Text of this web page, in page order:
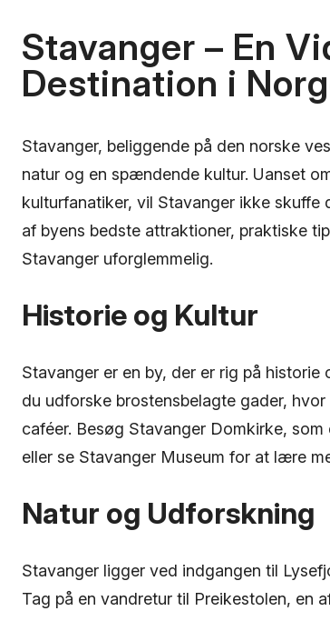
Stavanger – En
Destination i
Stavanger, beliggende på den norske
natur og en spændende kultur. Uanset
kulturfanatiker, vil Stavanger ikke skuffe
af byens bedste attraktioner, praktiske
Stavanger uforglemmelig.
Historie og Kultur
Stavanger er en by, der er rig på
du udforske brostensbelagte gader,
caféer. Besøg Stavanger Domkirke,
eller se Stavanger Museum for at lære
Natur og Udforskning
Stavanger ligger ved indgangen til
Tag på en vandretur til Preikestolen, en